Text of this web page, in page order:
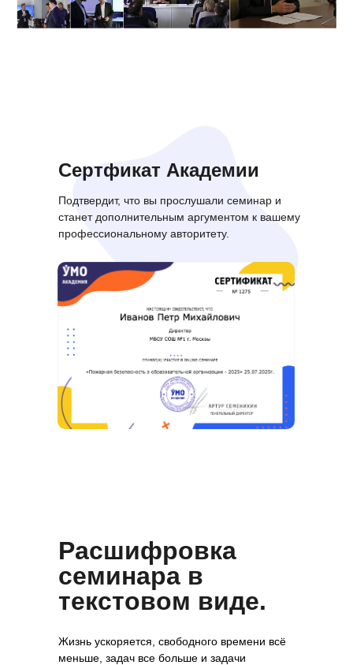
Подтвердит, что вы прослушали семинар и
станет дополнительным аргументом к вашему
профессиональному авторитету.
Сертфикат Академии
Жизнь ускоряется, свободного времени всё
меньше, задач все больше и задачи
Расшифровка
семинара в
текстовом виде.